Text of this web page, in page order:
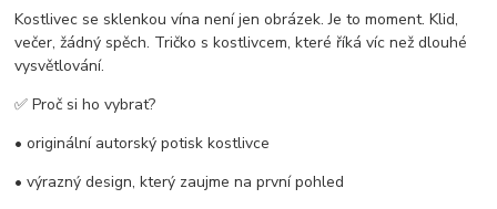
Kostlivec se sklenkou vína není jen obrázek. Je to moment. Klid,
večer, žádný spěch. Tričko s kostlivcem, které říká víc než dlouhé
vysvětlování.
✅ Proč si ho vybrat?
• originální autorský potisk kostlivce
• výrazný design, který zaujme na první pohled